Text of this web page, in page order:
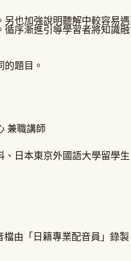
也加強說明聽解中較容易
序漸進引導學習者將知識融
的題目。
兼職講師
日本東京外國語大學留學
檔由「日籍專業配音員」錄